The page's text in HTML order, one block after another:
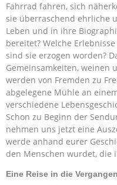
Fahrrad fahren, sich
sie überraschend ehrliche
Leben und in ihre
bereitet? Welche
sind sie erzogen worden?
Gemeinsamkeiten, weinen
werden von Fremden zu
abgelegene Mühle an
verschiedene
Schon zu Beginn der
nehmen uns jetzt eine
werde anhand eurer
den Menschen wurdet, die
Eine Reise in die